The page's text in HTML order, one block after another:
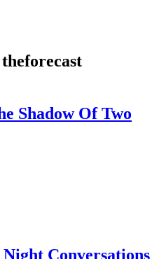
Shadow Of Two
Conversations